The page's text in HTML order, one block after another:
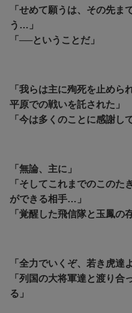
「せめて願うは、その先ま
う…」
「──ということだ」
「我らは主に殉死を止めら
平原での戦いを託された」
「今は多くのことに感謝し
「無論、主に」
「そしてこれまでのこのた
ができる相手…」
「覚醒した飛信隊と玉鳳の
「全力でいくぞ、若き虎達よ
「列国の大将軍達と渡り合
る」